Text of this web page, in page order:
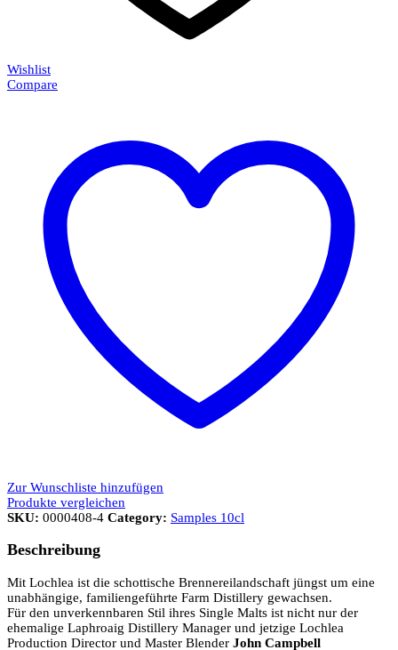
Wishlist
Compare
Zur Wunschliste hinzufügen
Produkte vergleichen
SKU: 0000408-4 Category: Samples 10cl
Beschreibung
Mit Lochlea ist die schottische Brennereilandschaft jüngst um eine
unabhängige, familiengeführte Farm Distillery gewachsen.
Für den unverkennbaren Stil ihres Single Malts ist nicht nur der
ehemalige Laphroaig Distillery Manager und jetzige Lochlea
Production Director und Master Blender John Campbell